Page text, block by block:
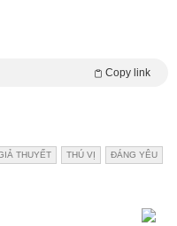
Copy link
THUYẾT THÚ VỊ ĐÁNG YÊU